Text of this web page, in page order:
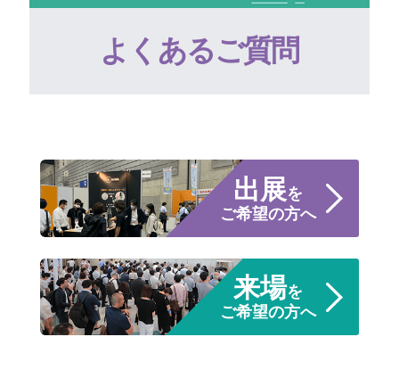
よくあるご質問
出展を
ご希望の方へ
来場を
ご希望の方へ